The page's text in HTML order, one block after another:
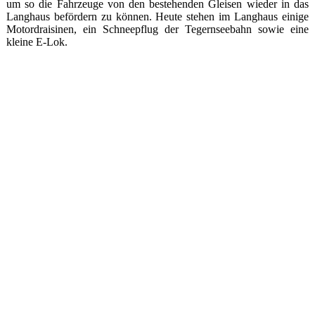
um so die Fahrzeuge von den bestehenden Gleisen wieder in das
Langhaus befördern zu können. Heute stehen im Langhaus einige
Motordraisinen, ein Schneepflug der Tegernseebahn sowie eine
kleine E-Lok.